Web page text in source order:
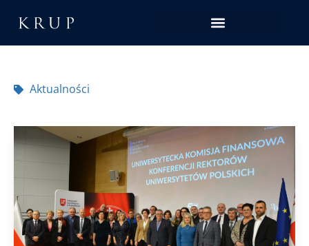
Aktualności